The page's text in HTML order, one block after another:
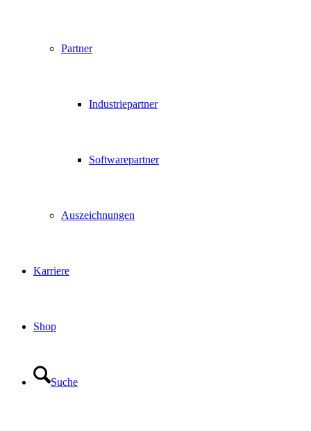
Partner
Industriepartner
Softwarepartner
Auszeichnungen
Karriere
Shop
Suche